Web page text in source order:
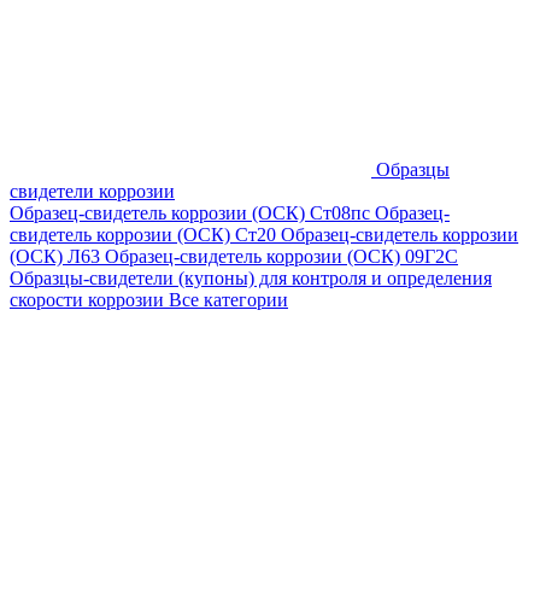
Образцы
свидетели коррозии
Образец-свидетель коррозии (ОСК) Ст08пс Образец-
свидетель коррозии (ОСК) Ст20 Образец-свидетель коррозии
(ОСК) Л63 Образец-свидетель коррозии (ОСК) 09Г2С
Образцы-свидетели (купоны) для контроля и определения
скорости коррозии Все категории